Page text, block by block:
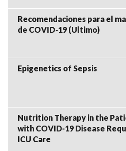
Recomendaciones para el
de COVID-19 (Ultimo)
Epigenetics of Sepsis
Nutrition Therapy in the
with COVID-19 Disease
ICU Care